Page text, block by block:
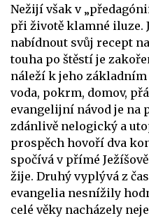
Nežijí však v
při životě klamné iluze.
nabídnout svůj recept
touha po štěstí je
náleží k jeho
voda, pokrm, domov,
evangelijní návod je na
zdánlivě nelogický a
prospěch hovoří dva
spočívá v přímé
žije. Druhý vyplývá z
evangelia nesnížily
celé věky nacházely